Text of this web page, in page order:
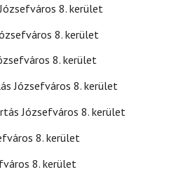
8. kerület
8. kerület
8. kerület
Józsefváros 8. kerület
Józsefváros 8. kerület
8. kerület
8. kerület